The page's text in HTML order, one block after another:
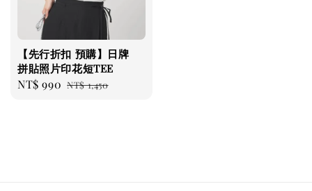
【先行折扣 預購】日牌
拼貼照片印花短TEE
Sale
NT$ 990 Regular
NT$ 1,450